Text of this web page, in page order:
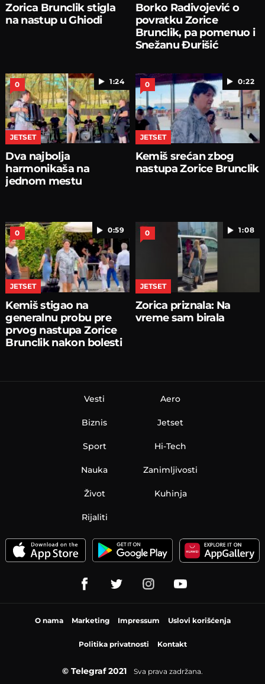
Zorica Brunclik stigla
na nastup u Ghiodi
Borko Radivojević o
povratku Zorice
Brunclik, pa pomenuo i
Snežanu Đurišić
1:24
0
JETSET
Dva najbolja
harmonikaša na
jednom mestu
0:22
0
JETSET
Kemiš srećan zbog
nastupa Zorice Brunclik
0:59
0
JETSET
Kemiš stigao na
generalnu probu pre
prvog nastupa Zorice
Brunclik nakon bolesti
1:08
0
JETSET
Zorica priznala: Na
vreme sam birala
Vesti
Biznis
Sport
Nauka
Aero
Jetset
Hi-Tech
Zanimljivosti
Život Kuhinja
Rijaliti
O nama Marketing Impressum Uslovi korišćenja
Politika privatnosti Kontakt
© Telegraf 2021 Sva prava zadržana.